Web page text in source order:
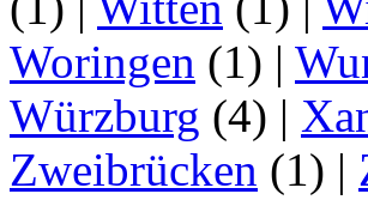
Woringen (1) |
Würzburg (4) |
Zweibrücken (1) |